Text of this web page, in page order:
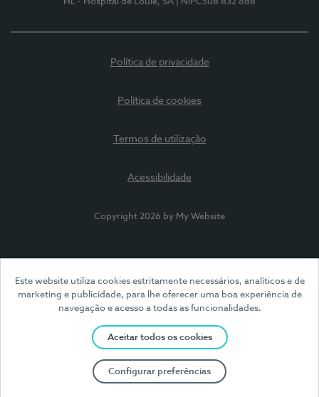
Este website utiliza cookies estritamente necessários, analíticos e de
marketing e publicidade, para lhe oferecer uma boa experiência de
navegação e acesso a todas as funcionalidades.
Aceitar todos os cookies
Configurar preferências
Política de privacidade
Política de cookies
Termos de utilização
Acessibilidade
Copyright 2026 by My Website